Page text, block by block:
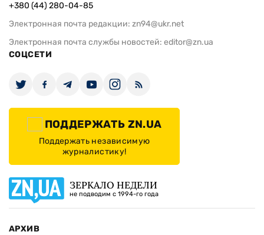
+380 (44) 280-04-85
Электронная почта редакции: zn94@ukr.net
Электронная почта службы новостей: editor@zn.ua
СОЦСЕТИ
ПОДДЕРЖАТЬ ZN.UA
Поддержать независимую
журналистику!
ЗЕРКАЛО НЕДЕЛИ
не подводим с 1994-го года
АРХИВ